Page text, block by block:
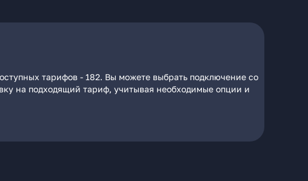
тарифов - 182. Вы можете выбрать подключение со
на подходящий тариф, учитывая необходимые опции и